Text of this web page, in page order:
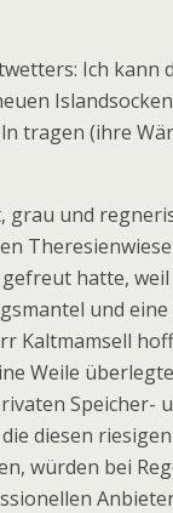
Ich kann
tragen (ihre
grau und
hatte,
und
Kaltmamsell
Weile
Speicher-
diesen
würden bei